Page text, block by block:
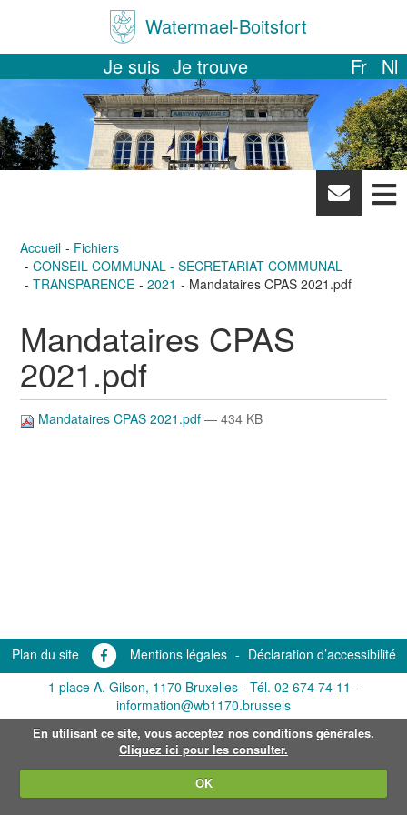
Watermael-Boitsfort
Je suis Je trouve Fr Nl
News
Accueil
Fichiers
CONSEIL COMMUNAL - SECRETARIAT COMMUNAL
TRANSPARENCE
2021 Mandataires CPAS 2021.pdf
Mandataires CPAS
2021.pdf
Mandataires CPAS 2021.pdf— 434 KB
Plan du site Mentions légales - Déclaration d’accessibilité
1 place A. Gilson, 1170 Bruxelles - Tél. 02 674 74 11 -
information@wb1170.brussels
En utilisant ce site, vous acceptez nos conditions générales.
Cliquez ici pour les consulter.
OK